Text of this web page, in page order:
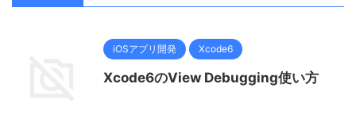
iOSアプリ開発 Xcode6
Xcode6のView Debugging使い方